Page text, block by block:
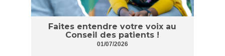
Faites entendre votre voix au
Conseil des patients !
01/07/2026